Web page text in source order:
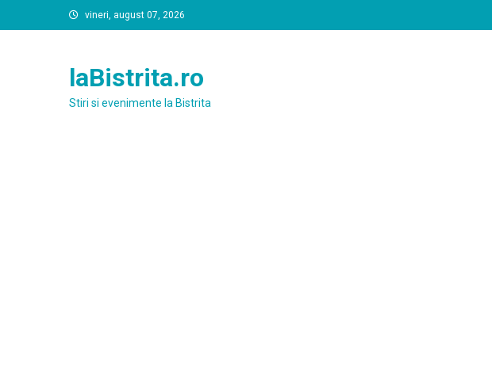
to
vineri, august 07, 2026
laBistrita.ro
Stiri si evenimente la Bistrita